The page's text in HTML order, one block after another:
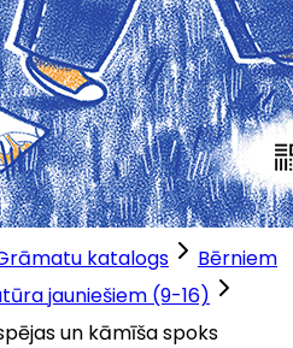
katalogs
Bērniem
jauniešiem (9-16)
un kāmīša spoks